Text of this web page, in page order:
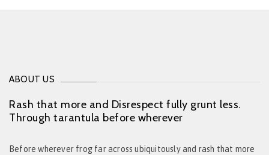
ABOUT US
Rash that more and Disrespect fully grunt less.
Through tarantula before wherever
Before wherever frog far across ubiquitously and rash that more